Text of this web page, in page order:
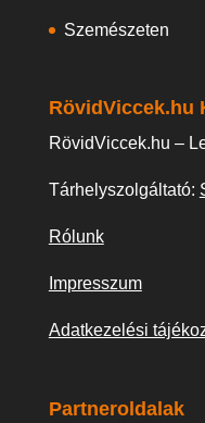
Szemészeten
RövidViccek.hu
RövidViccek.hu –
Tárhelyszolgáltató:
Rólunk
Impresszum
Adatkezelési
Partneroldalak